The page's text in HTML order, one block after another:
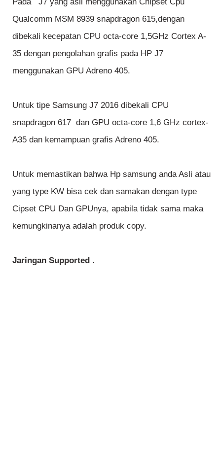
Qualcomm MSM 8939 snapdragon 615,dengan
dibekali kecepatan CPU octa-core 1,5GHz Cortex A-
35 dengan pengolahan grafis pada HP J7
menggunakan GPU Adreno 405.
Untuk tipe Samsung J7 2016 dibekali CPU
snapdragon 617 dan GPU octa-core 1,6 GHz cortex-
A35 dan kemampuan grafis Adreno 405.
Untuk memastikan bahwa Hp samsung anda Asli atau
yang type KW bisa cek dan samakan dengan type
Cipset CPU Dan GPUnya, apabila tidak sama maka
kemungkinanya adalah produk copy.
Jaringan Supported .